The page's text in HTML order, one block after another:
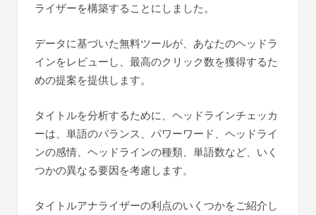
ライザーを構築することにしました。
データに基づいた無料ツールが、あなたのヘッドラ
インをレビューし、最高のクリック数を獲得するた
めの提案を提供します。
タイトルを分析するために、ヘッドラインチェッカ
ーは、単語のバランス、パワーワード、ヘッドライ
ンの感情、ヘッドラインの種類、単語数など、いく
つかの異なる要因を考慮します。
タイトルアナライザーの利点のいくつかをご紹介し